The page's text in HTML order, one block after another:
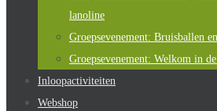
lanoline
Groepsevenement: Bruisballen
Groepsevenement: Welkom in
Inloopactiviteiten
Webshop